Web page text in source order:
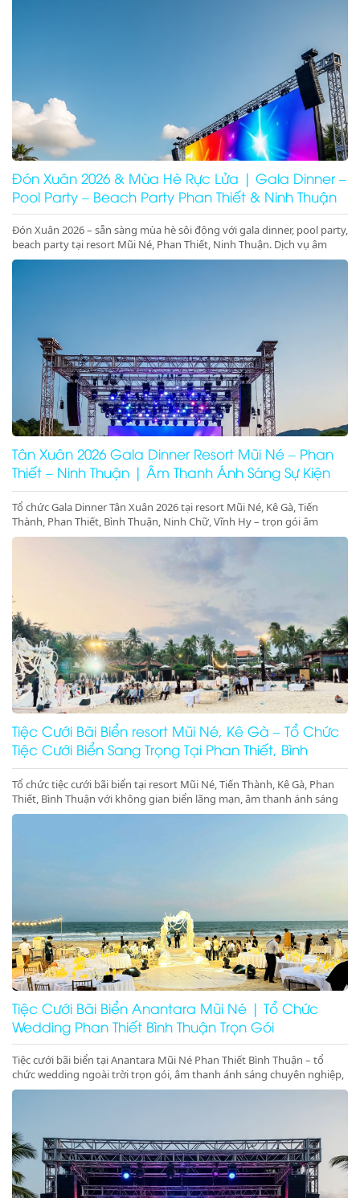
Đón Xuân 2026 & Mùa Hè Rực Lửa | Gala Dinner –
Pool Party – Beach Party Phan Thiết & Ninh Thuận
Đón Xuân 2026 – sẵn sàng mùa hè sôi động với gala dinner, pool party,
beach party tại resort Mũi Né, Phan Thiết, Ninh Thuận. Dịch vụ âm
thanh ánh sáng – sân khấu – LED chuyên nghiệp, đặt lịch ngay!
Tân Xuân 2026 Gala Dinner Resort Mũi Né – Phan
Thiết – Ninh Thuận | Âm Thanh Ánh Sáng Sự Kiện
Cao Cấp
Tổ chức Gala Dinner Tân Xuân 2026 tại resort Mũi Né, Kê Gà, Tiến
Thành, Phan Thiết, Bình Thuận, Ninh Chữ, Vĩnh Hy – trọn gói âm
thanh ánh sáng, sân khấu, màn hình LED, concept sự kiện đầu năm
Tiệc Cưới Bãi Biển resort Mũi Né, Kê Gà – Tổ Chức
Tiệc Cưới Biển Sang Trọng Tại Phan Thiết, Bình
Thuận
Tổ chức tiệc cưới bãi biển tại resort Mũi Né, Tiến Thành, Kê Gà, Phan
Thiết, Bình Thuận với không gian biển lãng mạn, âm thanh ánh sáng
chuyên nghiệp, sân khấu cưới đẳng cấp. Liên hệ ngay để đặt dịch vụ
Tiệc Cưới Bãi Biển Anantara Mũi Né | Tổ Chức
Wedding Phan Thiết Bình Thuận Trọn Gói
Tiệc cưới bãi biển tại Anantara Mũi Né Phan Thiết Bình Thuận – tổ
chức wedding ngoài trời trọn gói, âm thanh ánh sáng chuyên nghiệp,
sân khấu cưới trên biển sang trọng, lãng mạn, đẳng cấp